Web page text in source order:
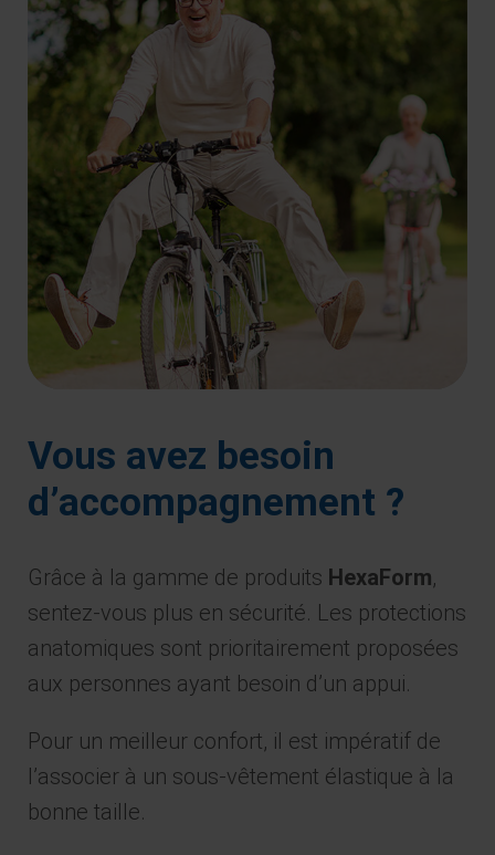
Vous avez besoin
d’accompagnement ?
Grâce à la gamme de produits HexaForm,
sentez-vous plus en sécurité. Les protections
anatomiques sont prioritairement proposées
aux personnes ayant besoin d’un appui.
Pour un meilleur confort, il est impératif de
l’associer à un sous-vêtement élastique à la
bonne taille.